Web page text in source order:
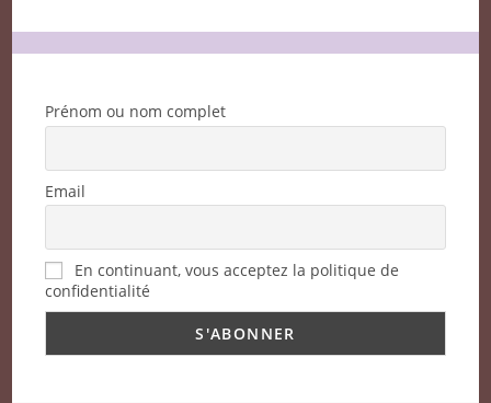
Prénom ou nom complet
Email
En continuant, vous acceptez la politique de
confidentialité